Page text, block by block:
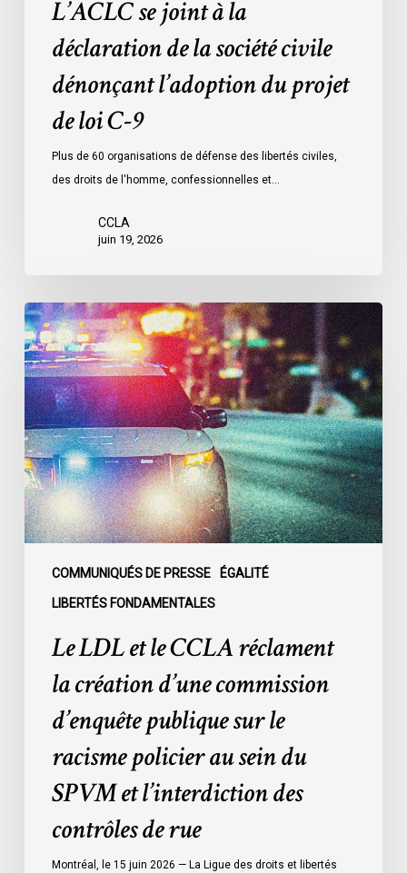
L’ACLC se joint à la
déclaration de la société civile
dénonçant l’adoption du projet
de loi C-9
Plus de 60 organisations de défense des libertés civiles,
des droits de l'homme, confessionnelles et…
CCLA
juin 19, 2026
COMMUNIQUÉS DE PRESSE ÉGALITÉ
LIBERTÉS FONDAMENTALES
Le
LDL
et
le
CCLA
réclament
la
création
d’une
commission
publique
racisme
SPVM
contrôles
Le LDL et le CCLA réclament
la création d’une commission
d’enquête publique sur le
racisme policier au sein du
SPVM et l’interdiction des
contrôles de rue
Montréal, le 15 juin 2026 — La Ligue des droits et libertés